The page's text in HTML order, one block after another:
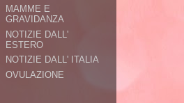
MAMME E
GRAVIDANZA
NOTIZIE DALL'
ESTERO
NOTIZIE DALL' ITALIA
OVULAZIONE